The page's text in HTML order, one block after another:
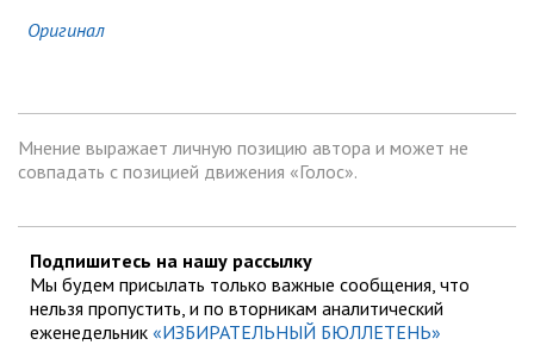
Оригинал
Мнение выражает личную позицию автора и может не
совпадать с позицией движения «Голос».
Подпишитесь на нашу рассылку
Мы будем присылать только важные сообщения, что
нельзя пропустить, и по вторникам аналитический
еженедельник «ИЗБИРАТЕЛЬНЫЙ БЮЛЛЕТЕНЬ»